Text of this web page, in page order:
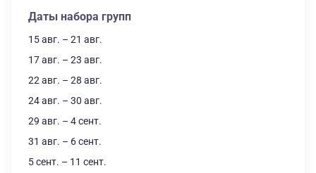
Даты набора групп
15 авг. – 21 авг.
17 авг. – 23 авг.
22 авг. – 28 авг.
24 авг. – 30 авг.
29 авг. – 4 сент.
31 авг. – 6 сент.
5 сент. – 11 сент.